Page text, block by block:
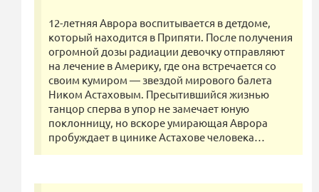
12-летняя Аврора воспитывается в детдоме,
который находится в Припяти. После получения
огромной дозы радиации девочку отправляют
на лечение в Америку, где она встречается со
своим кумиром — звездой мирового балета
Ником Астаховым. Пресытившийся жизнью
танцор сперва в упор не замечает юную
поклонницу, но вскоре умирающая Аврора
пробуждает в цинике Астахове человека…